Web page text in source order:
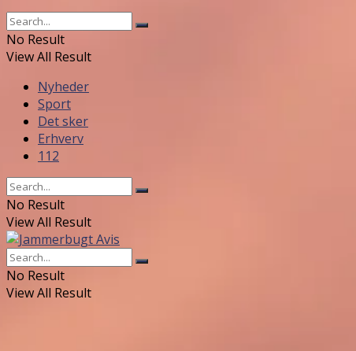
No Result
View All Result
Nyheder
Sport
Det sker
Erhverv
112
No Result
View All Result
No Result
View All Result